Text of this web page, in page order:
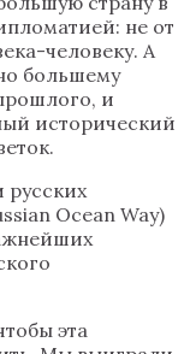
не от
человеку. А
большему
и
исторический
русских
Ocean Way)
эта